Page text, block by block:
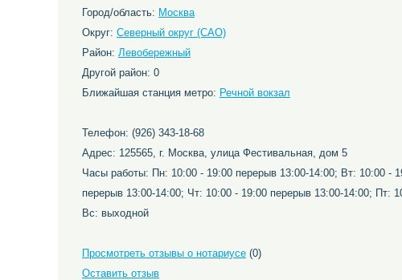
Город/область: Москва
Округ: Северный округ (САО)
Район: Левобережный
Другой район: 0
Ближайшая станция метро: Речной вокзал
Телефон: (926) 343-18-68
Адрес: 125565, г. Москва, улица Фестивальная, дом 5
Часы работы: Пн: 10:00 - 19:00 перерыв 13:00-14:00; Вт: 10:00 -
перерыв 13:00-14:00; Чт: 10:00 - 19:00 перерыв 13:00-14:00; Пт:
Вс: выходной
Просмотреть отзывы о нотариусе (0)
Оставить отзыв